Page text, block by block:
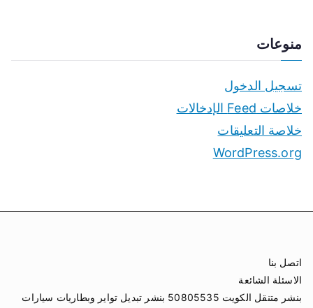
منوعات
تسجيل الدخول
خلاصات Feed الإدخالات
خلاصة التعليقات
WordPress.org
اتصل بنا
الاسئلة الشائعة
بنشر متنقل الكويت 50805535 بنشر تبديل تواير وبطاريات سيارات